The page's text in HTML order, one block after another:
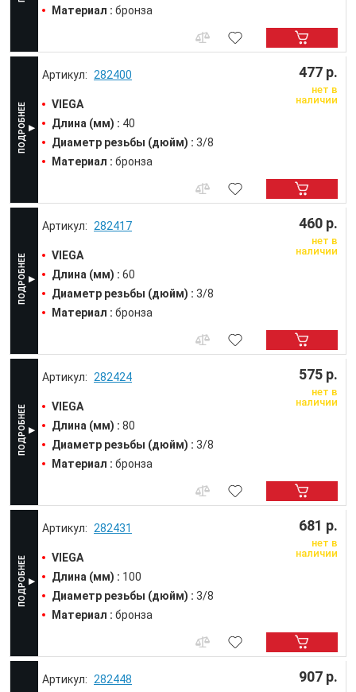
Материал : бронза
282400
VIEGA
Длина (мм) : 40
Диаметр резьбы (дюйм) : 3/8
Материал : бронза
477 р.
нет в
наличии
282417
VIEGA
Длина (мм) : 60
Диаметр резьбы (дюйм) : 3/8
Материал : бронза
460 р.
нет в
наличии
282424
VIEGA
Длина (мм) : 80
Диаметр резьбы (дюйм) : 3/8
Материал : бронза
575 р.
нет в
наличии
282431
VIEGA
Длина (мм) : 100
Диаметр резьбы (дюйм) : 3/8
Материал : бронза
681 р.
нет в
наличии
282448 907 р.